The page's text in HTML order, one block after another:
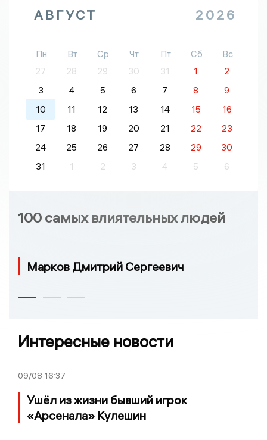
АВГУСТ 2026
Пн Вт Ср Чт Пт Сб
Вс
27
28 29 30 31 1
2
3
4 5 6 7 8
9
10
11 12 13 14 15
16
17
18 19 20 21 22
23
24
25 26 27 28 29
30
31
1 2 3 4 5 6
100 самых влиятельных людей
Марков Дмитрий Сергеевич
Интересные новости
09/08 16:37
Ушёл из жизни бывший игрок
«Арсенала» Кулешин